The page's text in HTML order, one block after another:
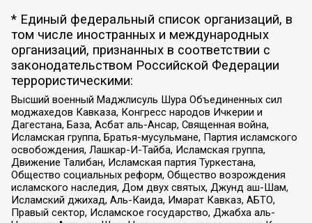
* Единый федеральный список организаций, в
том числе иностранных и международных
организаций, признанных в соответствии с
законодательством Российской Федерации
террористическими:
Высший военный Маджлисуль Шура Объединенных сил
моджахедов Кавказа, Конгресс народов Ичкерии и
Дагестана, База, Асбат аль-Ансар, Священная война,
Исламская группа, Братья-мусульмане, Партия исламского
освобождения, Лашкар-И-Тайба, Исламская группа,
Движение Талибан, Исламская партия Туркестана,
Общество социальных реформ, Общество возрождения
исламского наследия, Дом двух святых, Джунд аш-Шам,
Исламский джихад, Аль-Каида, Имарат Кавказ, АБТО,
Правый сектор, Исламское государство, Джабха аль-